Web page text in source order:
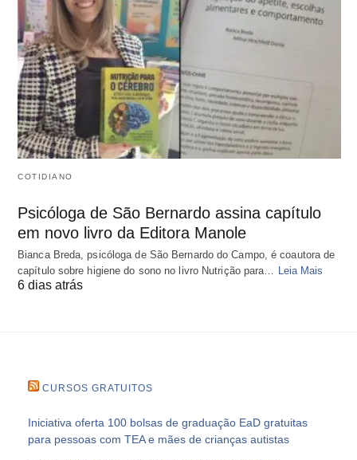
COTIDIANO
Psicóloga de São Bernardo assina capítulo
em novo livro da Editora Manole
Bianca Breda, psicóloga de São Bernardo do Campo, é coautora de
capítulo sobre higiene do sono no livro Nutrição para…
Leia Mais
6 dias atrás
CURSOS GRATUITOS
Iniciativa oferta 100 bolsas de graduação EaD gratuitas
para pessoas com TEA e mães de crianças autistas